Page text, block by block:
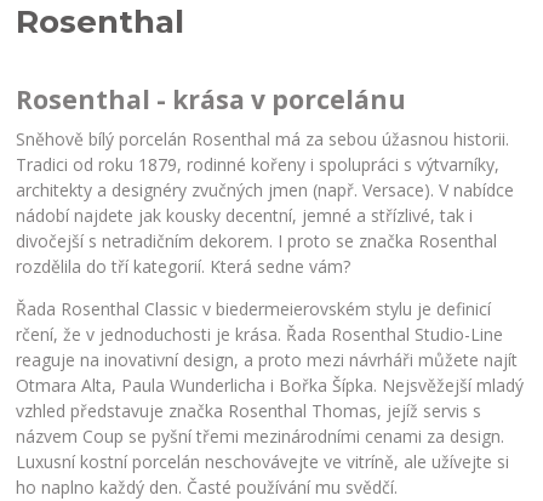
Rosenthal
Rosenthal - krása v porcelánu
Sněhově bílý porcelán Rosenthal má za sebou úžasnou historii.
Tradici od roku 1879, rodinné kořeny i spolupráci s výtvarníky,
architekty a designéry zvučných jmen (např. Versace). V nabídce
nádobí najdete jak kousky decentní, jemné a střízlivé, tak i
divočejší s netradičním dekorem. I proto se značka Rosenthal
rozdělila do tří kategorií. Která sedne vám?
Řada Rosenthal Classic v biedermeierovském stylu je definicí
rčení, že v jednoduchosti je krása. Řada Rosenthal Studio-Line
reaguje na inovativní design, a proto mezi návrháři můžete najít
Otmara Alta, Paula Wunderlicha i Bořka Šípka. Nejsvěžejší mladý
vzhled představuje značka Rosenthal Thomas, jejíž servis s
názvem Coup se pyšní třemi mezinárodními cenami za design.
Luxusní kostní porcelán neschovávejte ve vitríně, ale užívejte si
ho naplno každý den. Časté používání mu svědčí.